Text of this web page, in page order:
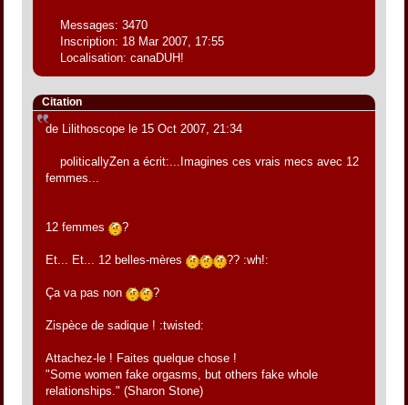
Messages: 3470
Inscription: 18 Mar 2007, 17:55
Localisation: canaDUH!
Citation
de Lilithoscope le 15 Oct 2007, 21:34
politicallyZen a écrit:...Imagines ces vrais mecs avec 12
femmes...
12 femmes ?
Et... Et... 12 belles-mères ?? :wh!:
Ça va pas non ?
Zispèce de sadique ! :twisted:
Attachez-le ! Faites quelque chose !
"Some women fake orgasms, but others fake whole
relationships." (Sharon Stone)